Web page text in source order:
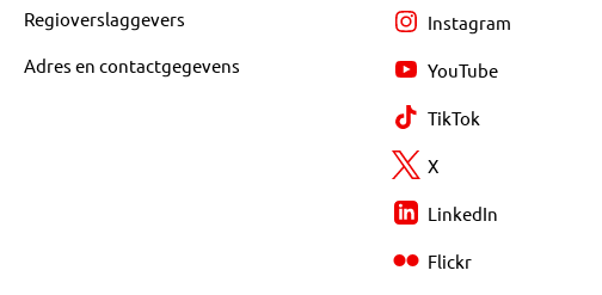
Regioverslaggevers
Adres en contactgegevens
Instagram
YouTube
TikTok
X
LinkedIn
Flickr